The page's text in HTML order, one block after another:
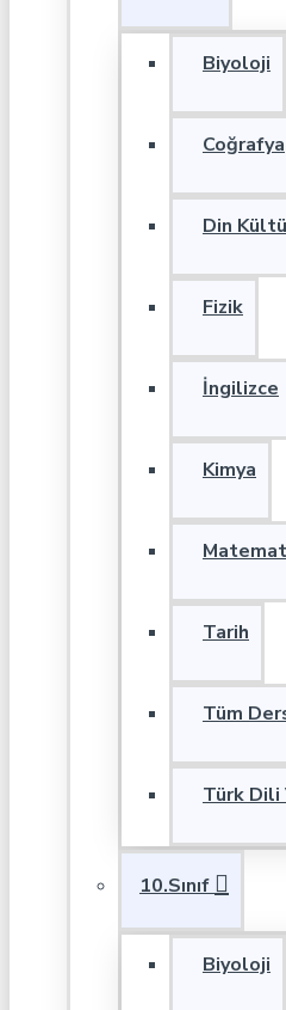
Biyoloji
Coğrafya
Din
Fizik
İngilizce
Kimya
Tarih
Tüm
Türk Dili
10.Sınıf
Biyoloji